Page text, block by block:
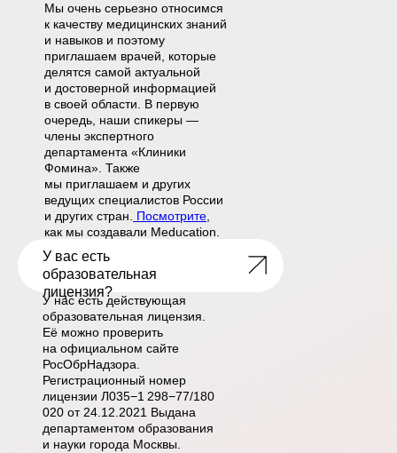
Мы очень серьезно относимся
к качеству медицинских знаний
и навыков и поэтому
приглашаем врачей, которые
делятся самой актуальной
и достоверной информацией
в своей области. В первую
очередь, наши спикеры —
члены экспертного
департамента «Клиники
Фомина». Также
мы приглашаем и других
ведущих специалистов России
и других стран.
Посмотрите
как мы создавали Meducation.
У вас есть
образовательн ая
лицензия?
У нас есть действующая
образовательная лицензия.
Её можно проверить
на официальном сайте
РосОбрНадзора.
Регистрационный номер
лицензии Л035−1 298−77/180
020 от 24.12.2021 Выдана
департаментом образования
и науки города Москвы.